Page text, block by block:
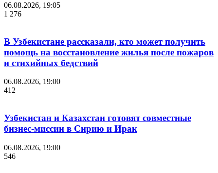
06.08.2026, 19:05
1 276
В Узбекистане рассказали, кто может получить
помощь на восстановление жилья после пожаров
и стихийных бедствий
06.08.2026, 19:00
412
Узбекистан и Казахстан готовят совместные
бизнес-миссии в Сирию и Ирак
06.08.2026, 19:00
546